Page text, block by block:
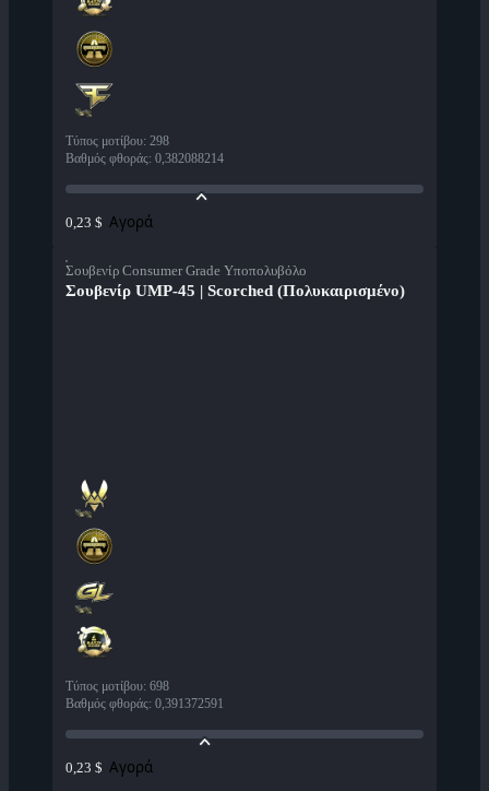
Τύπος μοτίβου: 298
Βαθμός φθοράς: 0,382088214
0,23 $ Αγορά
Σουβενίρ Consumer Grade Υποπολυβόλο
Σουβενίρ UMP-45 | Scorched (Πολυκαιρισμένο)
Τύπος μοτίβου: 698
Βαθμός φθοράς: 0,391372591
0,23 $ Αγορά